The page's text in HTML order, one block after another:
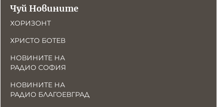
Чуй Новините
ХОРИЗОНТ
ХРИСТО БОТЕВ
НОВИНИТЕ НА
РАДИО СОФИЯ
НОВИНИТЕ НА
РАДИО БЛАГОЕВГРАД